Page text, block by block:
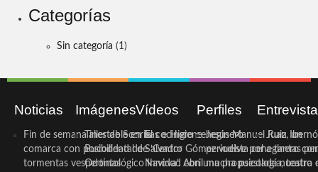
Categorías
Sin categoría (1)
Noticias
Fin de semana inestable en la
comarca con posibilidad de
tormentas vespertinas
Imágenes
Taller de Sonrisas e Higiene
Bucodental de ‘Centro
Odontológico Innova’. Abril
Vídeos
El cocinero ceheginero
Salvador Gómez vuelve por
Navidad con una propuesta
Perfiles
Jesús Manuel Ruiz, un
periodista ceheginero con
mucha psicología, teatro
Juan
a tantas
de nuestra